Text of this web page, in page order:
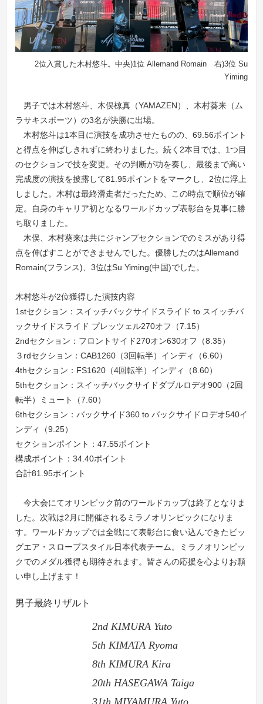
2位入賞した木村悠斗。中央)1位 Allemand Romain 右)3位 Su
Yiming
男子では木村悠斗、木俣椋真（YAMAZEN）、木村葵来（ム
ラサキスポーツ）の3名が決勝に出場。
木村悠斗は1本目に演技を成功させたものの、69.56ポイント
と得点を伸ばしきれずに終わりました。続く2本目では、1つ目
のセクションで技を変更。その判断が功を奏し、最後まで高い
完成度の演技を披露して81.95ポイントをマークし、2位に浮上
しました。木村は最終滑走者だったため、この時点で順位が確
定。自身のキャリア初となるワールドカップ表彰台を見事に勝
ち取りました。
木俣、木村葵来は共にジャンプセクションでのミスがあり得
点を伸ばすことができませんでした。優勝したのはAllemand
Romain(フランス)、3位はSu Yiming(中国)でした。
木村悠斗が2位獲得した演技内容
1stセクション：スイッチバックサイドスライド to スイッチバ
ックサイドスライド プレッツェル270オフ（7.15）
2ndセクション：フロントサイド270オン630オフ（8.35）
３rdセクション：CAB1260（3回転半）インディ（6.60）
4thセクション：FS1620（4回転半）インディ（8.60）
5thセクション：スイッチバックサイドダブルロデオ900（2回
転半）ミュート（7.60）
6thセクション：バックサイド360 to バックサイドロデオ540イ
ンディ（9.25）
セクションポイント：47.55ポイント
構成ポイント：34.40ポイント
合計81.95ポイント
今大会にてオリンピック前のワールドカップは終了となりま
した。次戦は2月に開催されるミラノオリンピックになりま
す。ワールドカップでは全戦にて表彰台に食い込んできたビッ
グエア・スロープスタイル日本代表チーム。ミラノオリンピッ
クでのメダル獲得も期待されます。皆さんの応援を心よりお願
い申し上げます！
男子最終リザルト
2nd KIMURA Yuto
5th KIMATA Ryoma
8th KIMURA Kira
20th HASEGAWA Taiga
31th MIYAMURA Yuto